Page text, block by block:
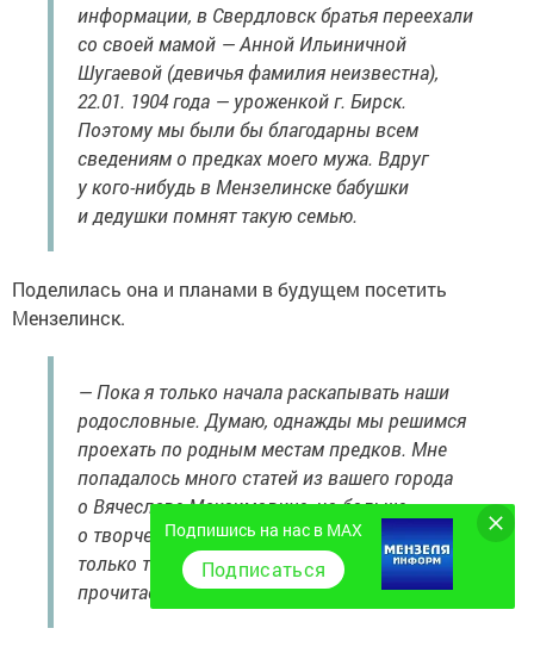
информации, в Свердловск братья переехали
со своей мамой — Анной Ильиничной
Шугаевой (девичья фамилия неизвестна),
22.01. 1904 года — уроженкой г. Бирск.
Поэтому мы были бы благодарны всем
сведениям о предках моего мужа. Вдруг
у кого-нибудь в Мензелинске бабушки
и дедушки помнят такую семью.
Поделилась она и планами в будущем посетить
Мензелинск.
— Пока я только начала раскапывать наши
родословные. Думаю, однажды мы решимся
проехать по родным местам предков. Мне
попадалось много статей из вашего города
о Вячеславе Максимовиче, но больше
о творчестве, конечно. О личной жизни знаю
только то, что написала. Может, кто-то
прочитает и расскажет больше.
Подпишись на нас в MAX
Подписаться